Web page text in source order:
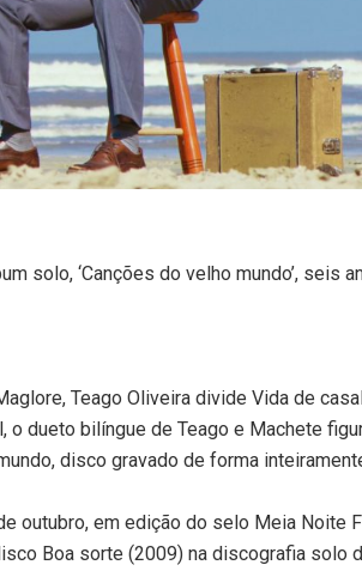
solo, ‘Canções do velho mundo’, seis
Teago Oliveira divide Vida de
o dueto bilíngue de Teago e Machete
disco gravado de forma
outubro, em edição do selo Meia Noite
Boa sorte (2009) na discografia solo